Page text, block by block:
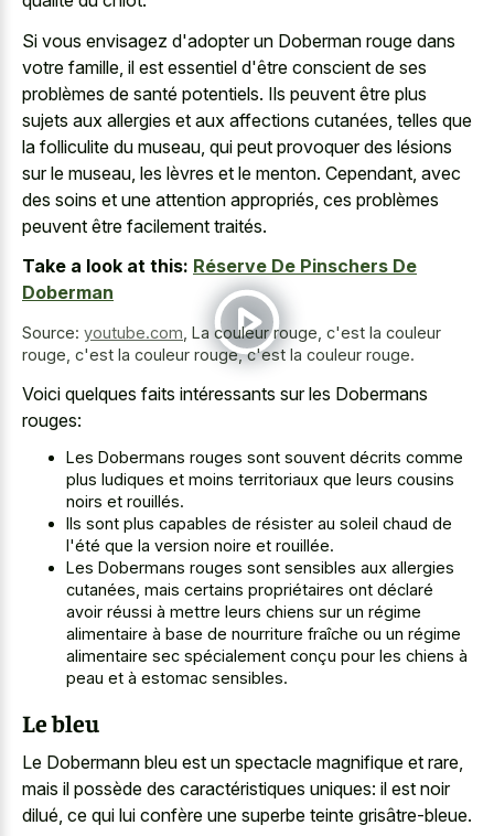
Si vous envisagez d'adopter un Doberman rouge dans
votre famille, il est essentiel d'être conscient de ses
problèmes de santé potentiels. Ils peuvent être plus
sujets aux allergies et aux affections cutanées, telles que
la folliculite du museau, qui peut provoquer des lésions
sur le museau, les lèvres et le menton. Cependant, avec
des soins et une attention appropriés, ces problèmes
peuvent être facilement traités.
Take a look at this: Réserve De Pinschers De
Doberman
Source: youtube.com, La couleur rouge, c'est la couleur
rouge, c'est la couleur rouge, c'est la couleur rouge.
Voici quelques faits intéressants sur les Dobermans
rouges:
Les Dobermans rouges sont souvent décrits comme
plus ludiques et moins territoriaux que leurs cousins
noirs et rouillés.
Ils sont plus capables de résister au soleil chaud de
l'été que la version noire et rouillée.
Les Dobermans rouges sont sensibles aux allergies
cutanées, mais certains propriétaires ont déclaré
avoir réussi à mettre leurs chiens sur un régime
alimentaire à base de nourriture fraîche ou un régime
alimentaire sec spécialement conçu pour les chiens à
peau et à estomac sensibles.
Le bleu
Le Dobermann bleu est un spectacle magnifique et rare,
mais il possède des caractéristiques uniques: il est noir
dilué, ce qui lui confère une superbe teinte grisâtre-bleue.